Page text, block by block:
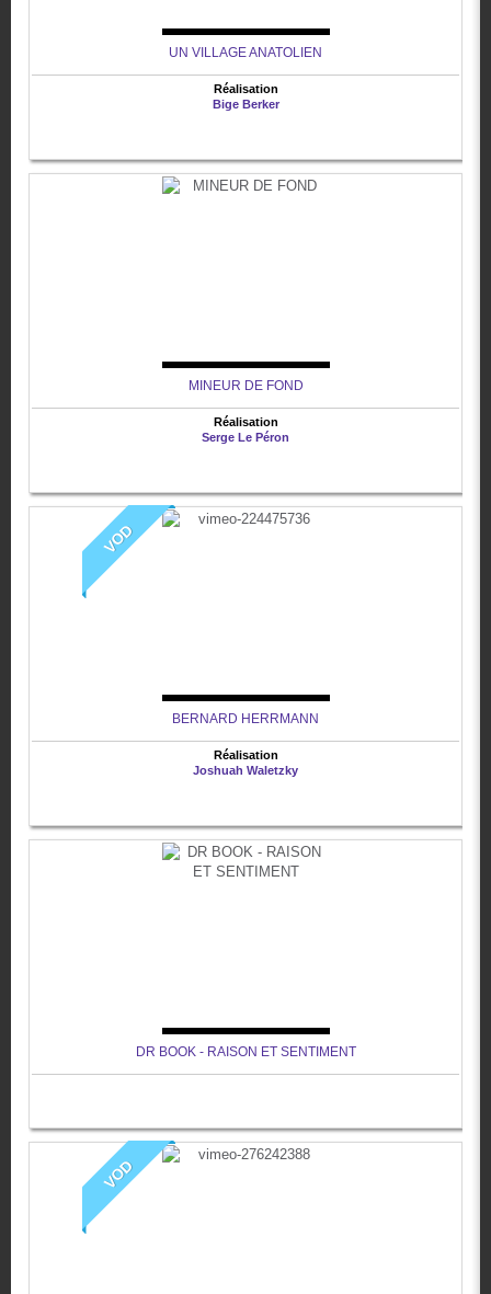
UN VILLAGE ANATOLIEN
Réalisation
Bige Berker
MINEUR DE FOND
Réalisation
Serge Le Péron
VOD
BERNARD HERRMANN
Réalisation
Joshuah Waletzky
DR BOOK - RAISON ET SENTIMENT
VOD